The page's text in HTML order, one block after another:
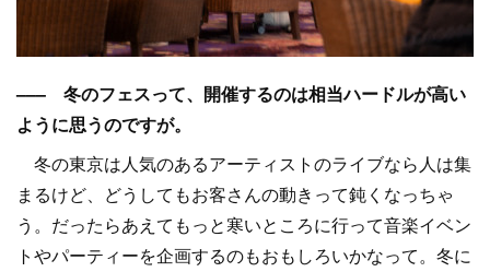
––– 冬のフェスって、開催するのは相当ハードルが高い
ように思うのですが。
冬の東京は人気のあるアーティストのライブなら人は集
まるけど、どうしてもお客さんの動きって鈍くなっちゃ
う。だったらあえてもっと寒いところに行って音楽イベン
トやパーティーを企画するのもおもしろいかなって。冬に